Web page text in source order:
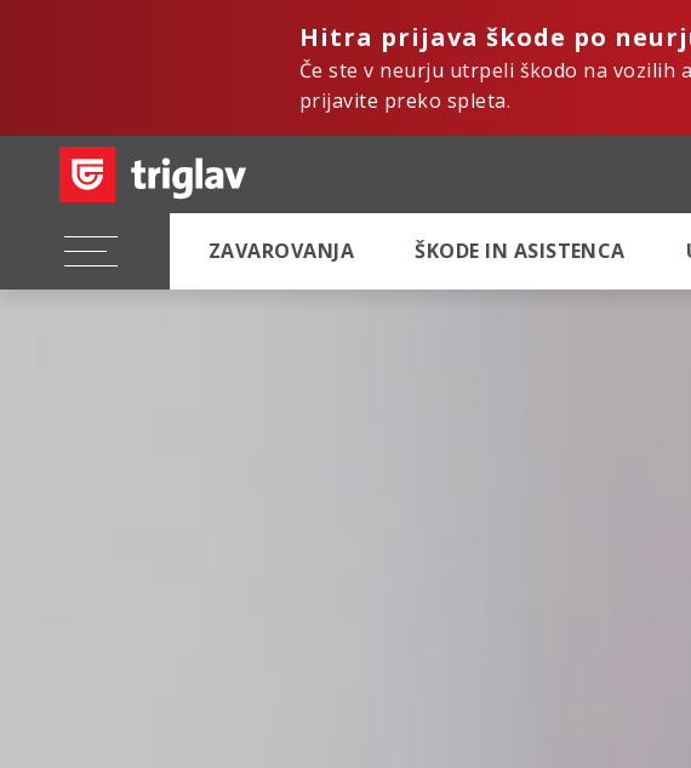
Hitra prijava škode po
Če ste v neurju utrpeli škodo na vozilih
prijavite preko spleta.
ZAVAROVANJA ŠKODE IN ASISTENCA